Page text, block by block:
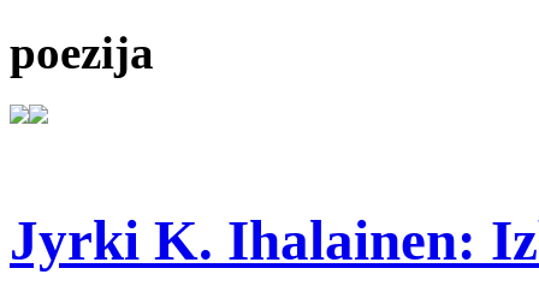
poezija
Jyrki K. Ihalainen: